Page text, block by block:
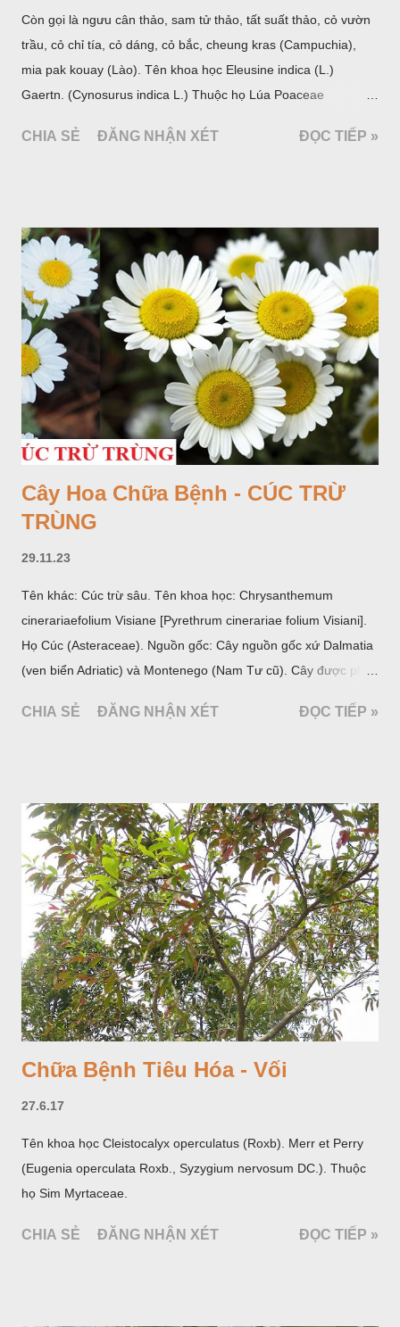
Còn gọi là ngưu cân thảo, sam tử thảo, tất suất thảo, cỏ vườn
trầu, cỏ chỉ tía, cỏ dáng, cỏ bắc, cheung kras (Campuchia),
mia pak kouay (Lào). Tên khoa học Eleusine indica (L.)
Gaertn. (Cynosurus indica L.) Thuộc họ Lúa Poaceae
CHIA SẺ ĐĂNG NHẬN XÉT ĐỌC TIẾP »
Cây Hoa Chữa Bệnh - CÚC TRỪ
TRÙNG
29.11.23
Tên khác: Cúc trừ sâu. Tên khoa học: Chrysanthemum
cinerariaefolium Visiane [Pyrethrum cinerariae folium Visiani].
Họ Cúc (Asteraceae). Nguồn gốc: Cây nguồn gốc xứ Dalmatia
(ven biển Adriatic) và Montenego (Nam Tư cũ). Cây được phân
trồng để khai thác: Pháp, Nga, Đức, Nam Tư (cũ), sau lan
Tam Đảo (Vĩnh Phúc), đã thu được kết quả ban đầu (những
năm 1560- 70); thường trồng đến năm thứ hai, thứ ba mới hái
hoa; trồng một lần thu hoạch 10 - 20 năm.
CHIA SẺ ĐĂNG NHẬN XÉT ĐỌC TIẾP »
Chữa Bệnh Tiêu Hóa - Vối
27.6.17
Tên khoa học Cleistocalyx operculatus (Roxb). Merr et Perry
(Eugenia operculata Roxb., Syzygium nervosum DC.). Thuộc
họ Sim Myrtaceae.
CHIA SẺ ĐĂNG NHẬN XÉT ĐỌC TIẾP »